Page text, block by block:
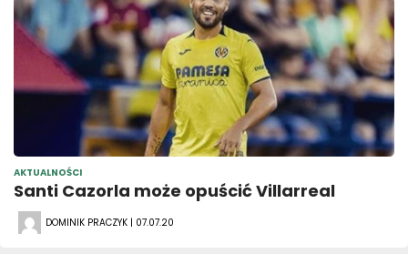
AKTUALNOŚCI
Santi Cazorla może opuścić Villarreal
DOMINIK PRACZYK | 07.07.20